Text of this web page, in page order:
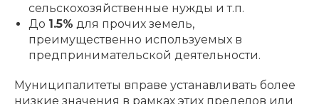
сельскохозяйственные нужды и т.п.
До 1.5% для прочих земель,
преимущественно используемых в
предпринимательской деятельности.
Муниципалитеты вправе устанавливать более
низкие значения в рамках этих пределов или